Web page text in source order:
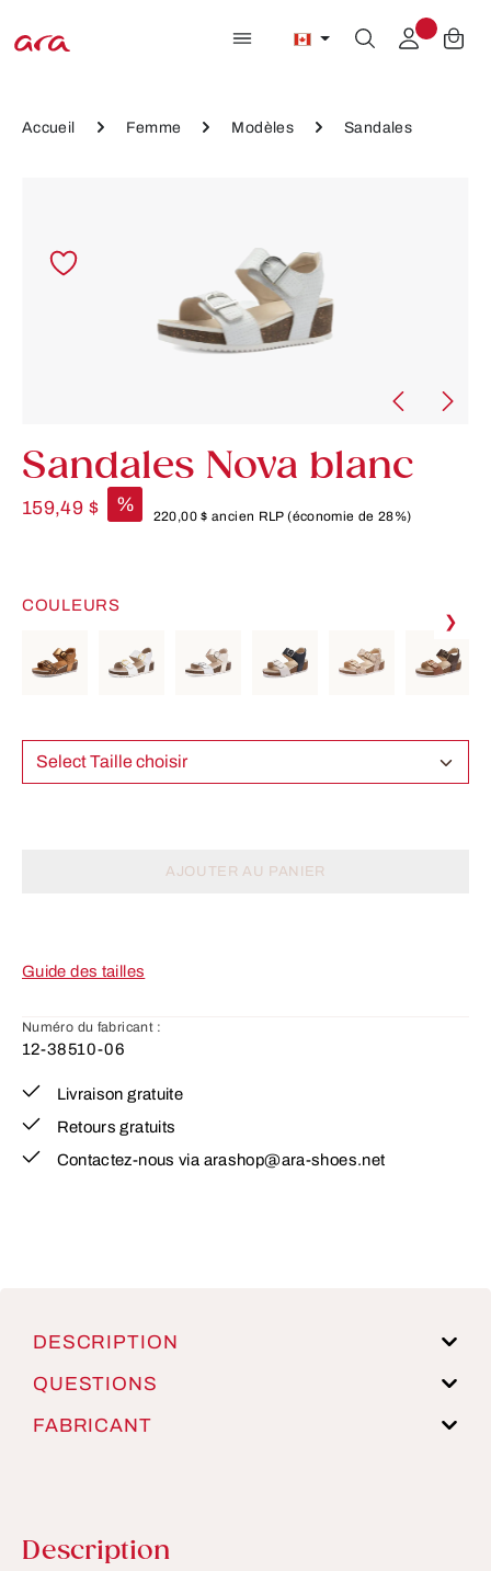
Passer au contenu principal
Accueil Femme Modèles Sandales
Sandales Nova blanc
159,49 $ %
220,00 $ ancien RLP(économie de 28%)
COULEURS
❯
Select Taille choisir
AJOUTER AU PANIER
Guide des tailles
Numéro du fabricant :
12-38510-06
Livraison gratuite
Retours gratuits
Contactez-nous via arashop@ara-shoes.net
DESCRIPTION
QUESTIONS
FABRICANT
Description